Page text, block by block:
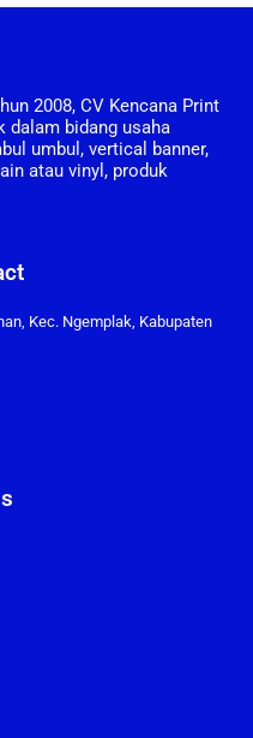
2008, CV Kencana Print
dalam bidang usaha
umbul, vertical banner,
atau vinyl, produk
Kec. Ngemplak, Kabupaten